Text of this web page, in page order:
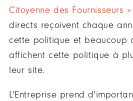
Citoyenne des Fournisseurs »
directs reçoivent chaque
cette politique et beaucoup
affichent cette politique à
leur site.
L'Entreprise prend